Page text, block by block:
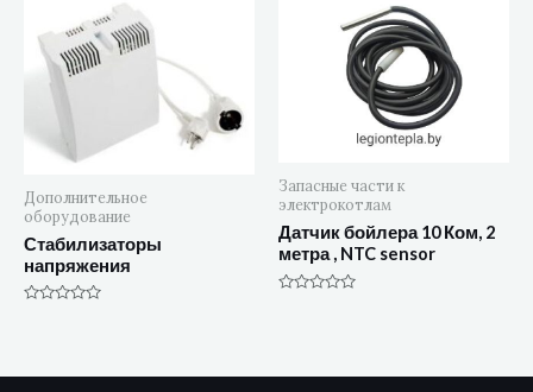
Дополнительное
оборудование
Стабилизаторы
напряжения
Запасные части к
электрокотлам
Датчик бойлера 10 Ком, 2
метра , NTC sensor